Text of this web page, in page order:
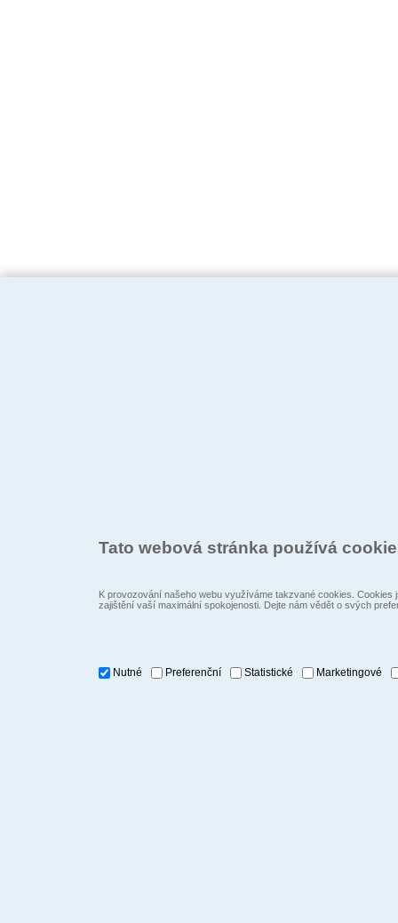
Tato webová stránka používá
K provozování našeho webu využíváme takzvané cookies.
zajištění vaší maximální spokojenosti. Dejte nám vědět o svých
Nutné Preferenční Statistické Marketingové